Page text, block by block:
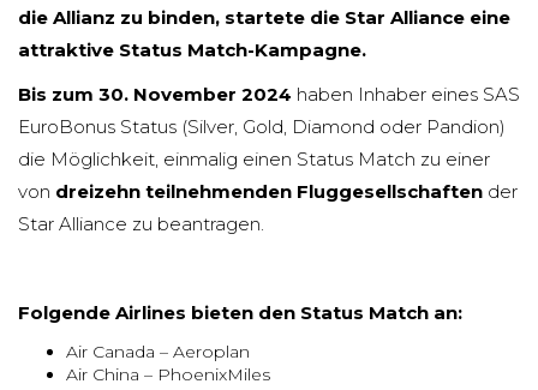
die Allianz zu binden, startete die Star Alliance eine
attraktive Status Match-Kampagne.
Bis zum 30. November 2024 haben Inhaber eines SAS
EuroBonus Status (Silver, Gold, Diamond oder Pandion)
die Möglichkeit, einmalig einen Status Match zu einer
von dreizehn teilnehmenden Fluggesellschaften der
Star Alliance zu beantragen.
Folgende Airlines bieten den Status Match an:
Air Canada – Aeroplan
Air China – PhoenixMiles